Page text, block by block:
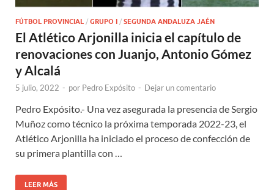
FÚTBOL PROVINCIAL / GRUPO I / SEGUNDA ANDALUZA JAÉN
El Atlético Arjonilla inicia el capítulo de
renovaciones con Juanjo, Antonio Gómez
y Alcalá
5 julio, 2022 - por Pedro Expósito - Dejar un comentario
Pedro Expósito.- Una vez asegurada la presencia de Sergio
Muñoz como técnico la próxima temporada 2022-23, el
Atlético Arjonilla ha iniciado el proceso de confección de
su primera plantilla con …
LEER MÁS